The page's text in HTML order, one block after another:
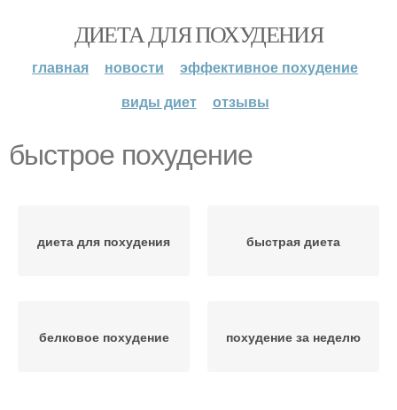
ДИЕТА ДЛЯ ПОХУДЕНИЯ
главная новости
эффективное похудение
виды диет
отзывы
быстрое похудение
диета для похудения быстрая диета
белковое похудение похудение за неделю